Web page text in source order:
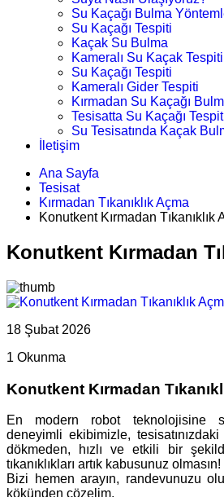
Su Kaçağı Bulma
Su Kaçağı Tespiti
Kaçak Su Bulma
Kameralı Su Kaçak Tespiti
Su Kaçağı Tespiti
Kameralı Gider Tespiti
Kırmadan Su Kaçağı
Tesisatta Su Kaçağı
Su Tesisatında Kaçak
İletişim
Ana Sayfa
Tesisat
Kırmadan Tıkanıklık Açma
Konutkent Kırmadan Tıkanıklık
Konutkent Kırmadan
18 Şubat 2026
1 Okunma
Konutkent Kırmadan
En modern robot teknolojisine
deneyimli ekibimizle, tesisatınızdaki
dökmeden, hızlı ve etkili bir
tıkanıklıkları artık kabusunuz olmasın!
Bizi hemen arayın, randevunuzu
kökünden çözelim.